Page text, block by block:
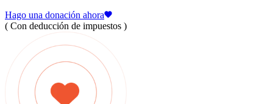
Hago una donación ahora
( Con deducción de impuestos )